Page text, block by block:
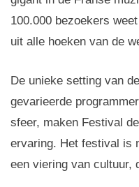
100.000 bezoekers
uit alle hoeken van de
De unieke setting van
gevarieerde
sfeer, maken Festival
ervaring. Het festival is
een viering van cultuur,